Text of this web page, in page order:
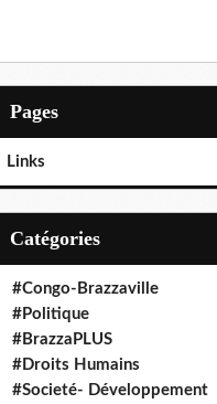
Pages
Links
Catégories
#Congo-Brazzaville
#Politique
#BrazzaPLUS
#Droits Humains
#Societé- Développement